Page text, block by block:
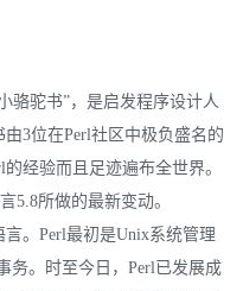
骆驼书”，是启发程序设计人
3位在Perl社区中极负盛名的
经验而且足迹遍布全世界。
5.8所做的最新变动。
。Perl最初是Unix系统管理
务。时至今日，Perl已发展成